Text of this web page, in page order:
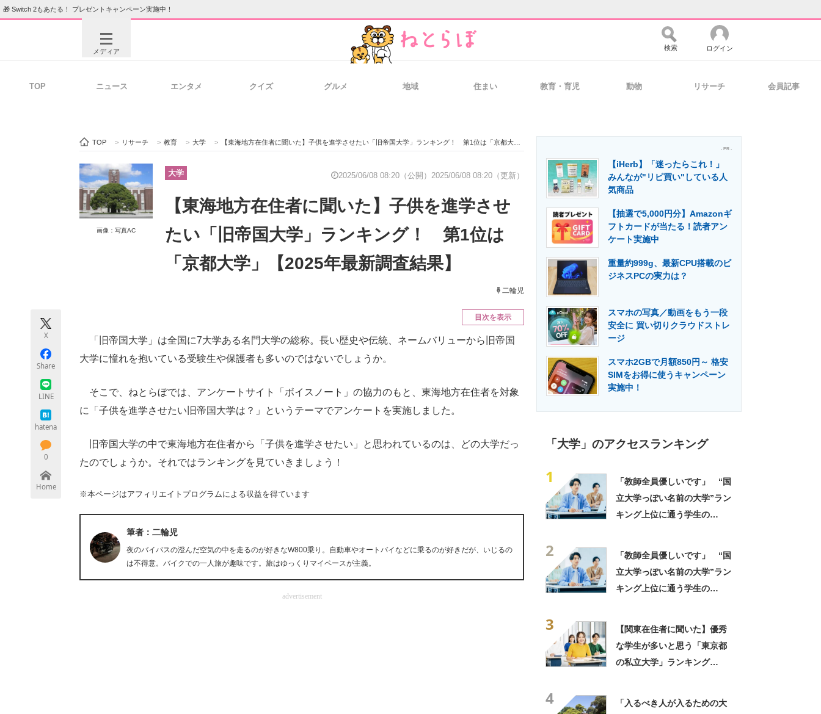
🎁 Switch 2もあたる！ プレゼントキャンペーン実施中！
メディア
ビジネスと働き方のヒント 経営リーダーのコミュニティ マーケ×ITの今がよく分かる
企業向けIT製品の総合サイト 製造業のIT導入・活用を支援
エネルギーの専門メディア 建設×テクノロジーの最前線
ちょっと気になるネットの話題
検索 ログイン
TOP ニュース エンタメ クイズ グルメ 地域 住まい 教育・育児 動物 リサーチ 会員記事
TOP > リサーチ > 教育 > 大学 > 【東海地方在住者に聞いた】子供を進学させたい「旧帝国大学」ランキング！ 第1位は「京都大学」【2025年最新調査結果】
画像：写真AC
大学 2025/06/08 08:20（公開） 2025/06/08 08:20（更新）
【東海地方在住者に聞いた】子供を進学させ
たい「旧帝国大学」ランキング！ 第1位は
「京都大学」【2025年最新調査結果】
二輪児
X
Share
LINE
hatena
0
Home
目次を表示
「旧帝国大学」は全国に7大学ある名門大学の総称。長い歴史や伝統、ネームバリューから旧帝国
大学に憧れを抱いている受験生や保護者も多いのではないでしょうか。
そこで、ねとらぼでは、アンケートサイト「ボイスノート」の協力のもと、東海地方在住者を対象
に「子供を進学させたい旧帝国大学は？」というテーマでアンケートを実施しました。
旧帝国大学の中で東海地方在住者から「子供を進学させたい」と思われているのは、どの大学だっ
たのでしょうか。それではランキングを見ていきましょう！
※本ページはアフィリエイトプログラムによる収益を得ています
筆者：二輪児
夜のバイパスの澄んだ空気の中を走るのが好きなW800乗り。自動車やオートバイなどに乗るのが好きだが、いじるの
は不得意。バイクでの一人旅が趣味です。旅はゆっくりマイペースが主義。
advertisement
- PR -
【iHerb】「迷ったらこれ！」
みんなが"リピ買い"している人
気商品
【抽選で5,000円分】Amazonギ
フトカードが当たる！読者アン
ケート実施中
重量約999g、最新CPU搭載のビ
ジネスPCの実力は？
スマホの写真／動画をもう一段
安全に 買い切りクラウドストレ
ージ
スマホ2GBで月額850円～ 格安
SIMをお得に使うキャンペーン
実施中！
「大学」のアクセスランキング
1
「教師全員優しいです」 “国
立大学っぽい名前の大学”ラン
キング上位に通う学生の
2
「教師全員優しいです」 “国
立大学っぽい名前の大学”ラン
キング上位に通う学生の
3
【関東在住者に聞いた】優秀
な学生が多いと思う「東京都
の私立大学」ランキング
4
「入るべき人が入るための大